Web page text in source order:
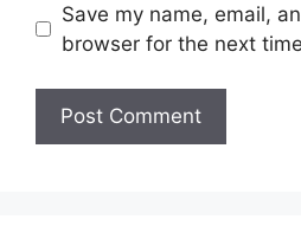
Save my name, email,
browser for the next